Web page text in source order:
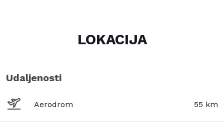
LOKACIJA
Udaljenosti
Aerodrom 55 km